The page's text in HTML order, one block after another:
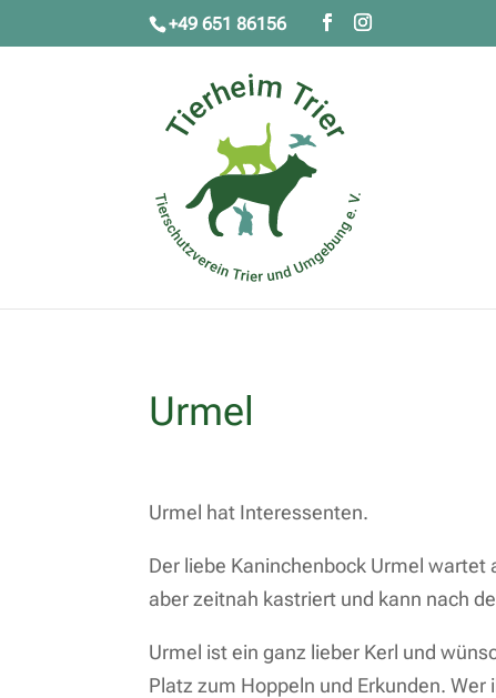
+49 651 86156
Urmel
Urmel hat Interessenten.
Der liebe Kaninchenbock Urmel
aber zeitnah kastriert und kann nach
Urmel ist ein ganz lieber Kerl und
Platz zum Hoppeln und Erkunden.